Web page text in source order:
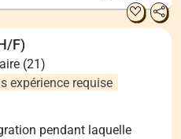
F)
(21)
expérience requise
pendant laquelle